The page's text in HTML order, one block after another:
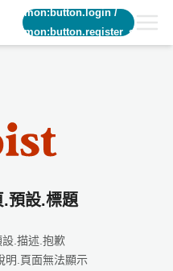
common:button.login/
common:button.register_short
.預設.標題
.描述.抱歉
明.頁面無法顯示